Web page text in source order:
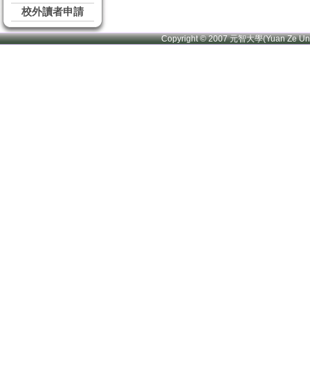
校外讀者申請
Copyright © 2007 元智大學(Yuan Ze